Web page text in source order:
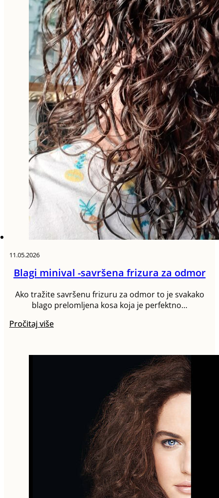
11.05.2026
Blagi minival -savršena frizura za odmor
Ako tražite savršenu frizuru za odmor to je svakako
blago prelomljena kosa koja je perfektno…
Pročitaj više